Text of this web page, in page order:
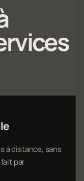
à distance, sans
par